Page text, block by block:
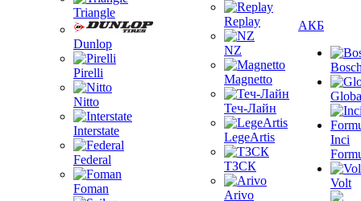
Triangle
Dunlop
Pirelli
Nitto
Interstate
Federal
Foman
Replay
NZ
Magnetto
Теч-Лайн
LegeArtis
ТЗСК
Arivo
АКБ
Inci
Volt